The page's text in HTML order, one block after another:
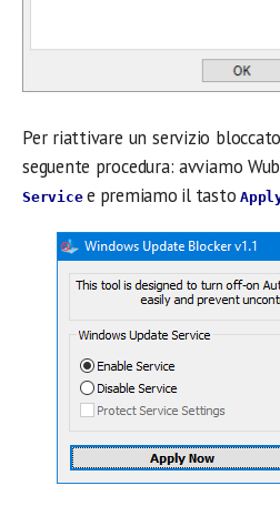
Per riattivare un servizio
seguente procedura: avviamo
Servicee premiamo il tasto